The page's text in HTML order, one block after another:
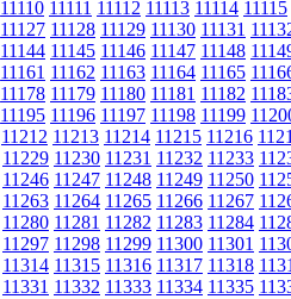
11110 11111 11112 11113 11114 11115
11127 11128 11129 11130 11131
11144 11145 11146 11147 11148
11161 11162 11163 11164 11165
11178 11179 11180 11181 11182
11195 11196 11197 11198 11199
11212 11213 11214 11215 11216
11229 11230 11231 11232 11233
11246 11247 11248 11249 11250
11263 11264 11265 11266 11267
11280 11281 11282 11283 11284
11297 11298 11299 11300 11301
11314 11315 11316 11317 11318
11331 11332 11333 11334 11335